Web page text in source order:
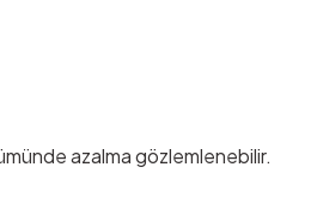
azalma gözlemlenebilir.